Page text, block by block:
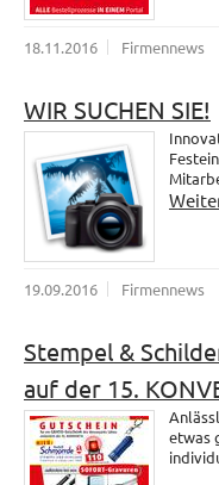
18.11.2016 Firmennews
WIR SUCHEN SIE!
19.09.2016 Firmennews
Stempel &
auf der 15.
etwas